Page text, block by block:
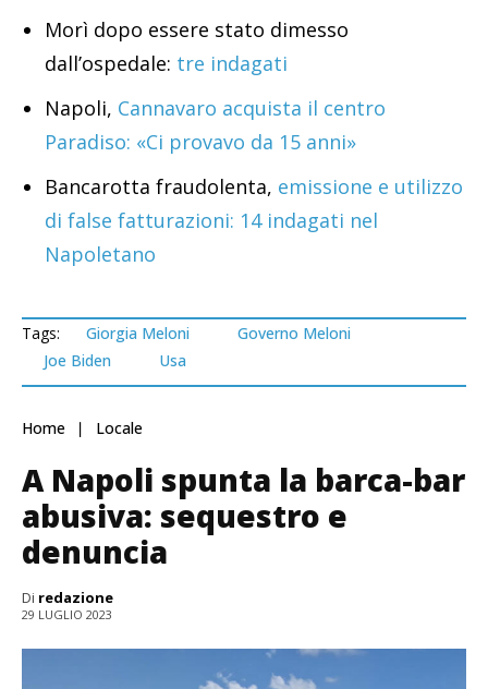
Morì dopo essere stato dimesso
dall’ospedale: tre indagati
Napoli, Cannavaro acquista il centro
Paradiso: «Ci provavo da 15 anni»
Bancarotta fraudolenta, emissione e utilizzo
di false fatturazioni: 14 indagati nel
Napoletano
Tags: Giorgia Meloni
Governo Meloni
Joe Biden
Usa
Home Locale
A Napoli spunta la barca-bar
abusiva: sequestro e
denuncia
Di redazione
29 LUGLIO 2023